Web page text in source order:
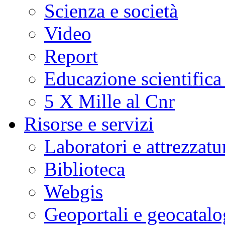
Scienza e società
Video
Report
Educazione
5 X Mille al Cnr
Risorse e servizi
Laboratori e
Biblioteca
Webgis
Geoportali e